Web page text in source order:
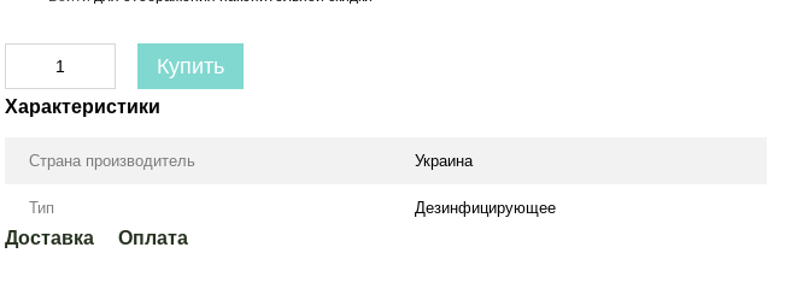
Купить
Характеристики
Страна производитель Украина
Тип Дезинфицирующее
Доставка Оплата